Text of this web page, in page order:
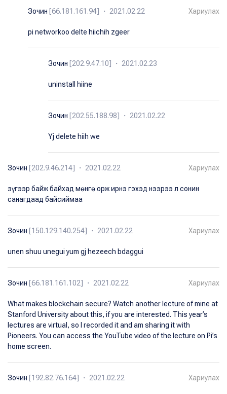
Зочин [66.181.161.94] ・ 2021.02.22 Хариулах
pi networkoo delte hiichih zgeer
Зочин [202.9.47.10] ・ 2021.02.23
uninstall hiine
Зочин [202.55.188.98] ・ 2021.02.22
Yj delete hiih we
Зочин [202.9.46.214] ・ 2021.02.22 Хариулах
зүгээр байж байхад мөнгө орж ирнэ гэхэд нээрээ л сонин
санагдаад байсиймаа
Зочин [150.129.140.254] ・ 2021.02.22 Хариулах
unen shuu unegui yum gj hezeech bdaggui
Зочин [66.181.161.102] ・ 2021.02.22 Хариулах
What makes blockchain secure? Watch another lecture of mine at
Stanford University about this, if you are interested. This year’s
lectures are virtual, so I recorded it and am sharing it with
Pioneers. You can access the YouTube video of the lecture on Pi’s
home screen.
Зочин [192.82.76.164] ・ 2021.02.22 Хариулах